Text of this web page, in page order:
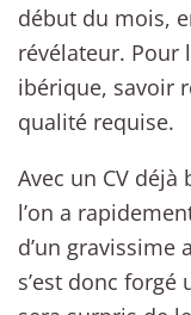
début du mois,
révélateur. Pour
ibérique, savoir
qualité requise.
Avec un CV
l’on a
d’un gravissime
s’est donc